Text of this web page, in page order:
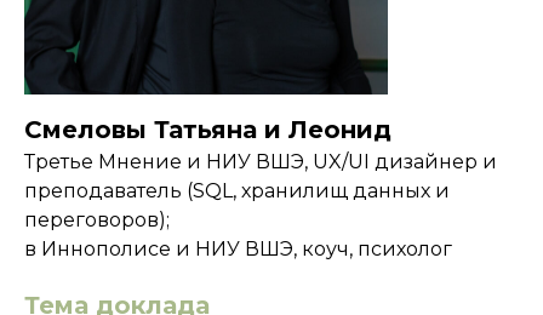
Смеловы Татьяна и Леонид
Третье Мнение и НИУ ВШЭ, UX/UI дизайнер и
преподаватель (SQL, хранилищ данных и
переговоров);
в Иннополисе и НИУ ВШЭ, коуч, психолог
Тема доклада